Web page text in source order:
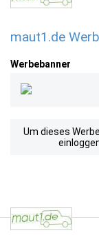
maut1.de
Werbebanner
Um dieses